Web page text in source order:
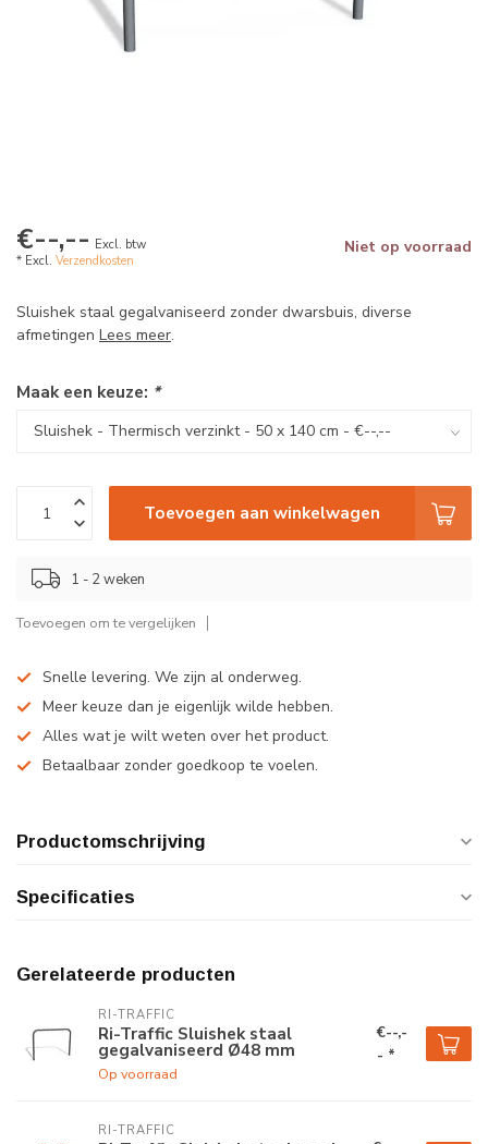
€--,-- Excl. btw
* Excl. Verzendkosten
Niet op voorraad
Sluishek staal gegalvaniseerd zonder dwarsbuis, diverse
afmetingen Lees meer.
Maak een keuze: *
Toevoegen aan winkelwagen
1 - 2 weken
Toevoegen om te vergelijken
Snelle levering. We zijn al onderweg.
Meer keuze dan je eigenlijk wilde hebben.
Alles wat je wilt weten over het product.
Betaalbaar zonder goedkoop te voelen.
Productomschrijving
Specificaties
Gerelateerde producten
RI-TRAFFIC
Ri-Traffic Sluishek staal
gegalvaniseerd Ø48 mm
Op voorraad
€--,-
- *
RI-TRAFFIC